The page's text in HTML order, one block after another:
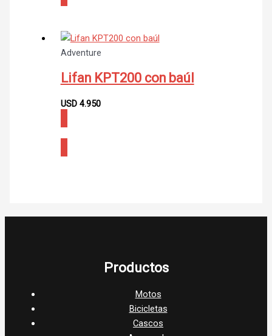
Adventure
Lifan KPT200 con baúl
USD 4.950
Productos
Motos
Bicicletas
Cascos